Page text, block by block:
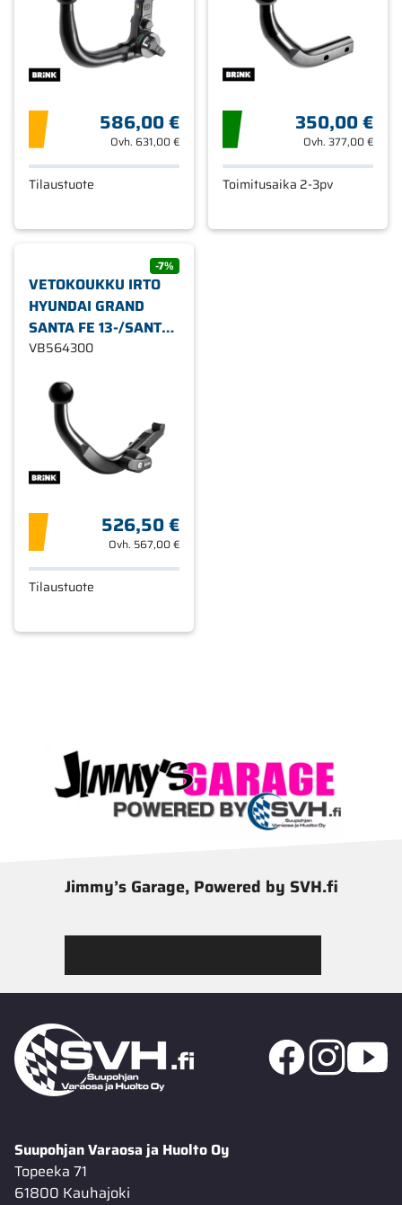
586,00 €
Ovh. 631,00 €
Tilaustuote
350,00 €
Ovh. 377,00 €
Toimitusaika 2-3pv
-7%
VETOKOUKKU IRTO
HYUNDAI GRAND
SANTA FE 13-/SANTA
FE III 12-
VB564300
526,50 €
Ovh. 567,00 €
Tilaustuote
Jimmy’s Garage, Powered by SVH.fi
Suupohjan Varaosa ja Huolto Oy
Topeeka 71
61800 Kauhajoki